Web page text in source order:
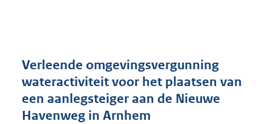
r
o
t
Verleende omgevingsvergunning
wateractiviteit voor het plaatsen van
een aanlegsteiger aan de Nieuwe
Havenweg in Arnhem